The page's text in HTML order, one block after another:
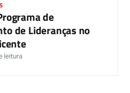
de
de Lideranças no
leitura